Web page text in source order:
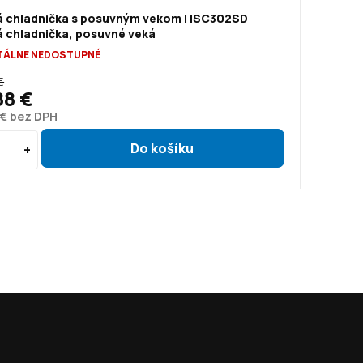
s posuvným vekom | ISC302SD
chladnička, posuvné veká
NEDOSTUPNÉ
bez DPH
€